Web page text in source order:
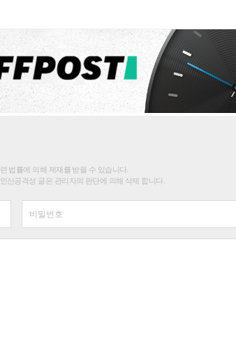
법률에 의해 제재를 받을 수 있습니다.
신공격성 글은 관리자의 판단에 의해 삭제 합니다.